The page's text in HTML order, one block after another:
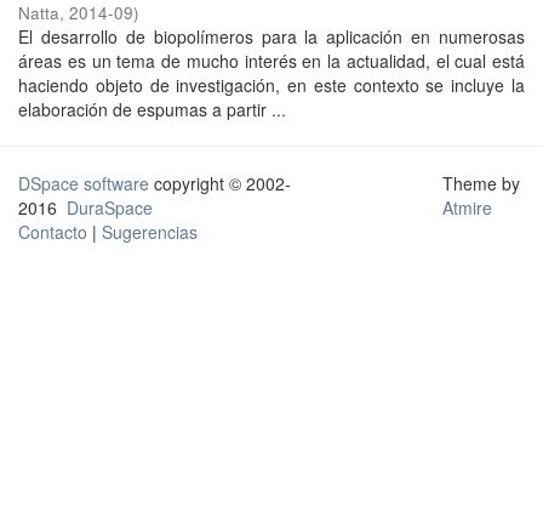
Natta, 2014-09)
El desarrollo de biopolímeros para la aplicación en numerosas
áreas es un tema de mucho interés en la actualidad, el cual está
haciendo objeto de investigación, en este contexto se incluye la
elaboración de espumas a partir ...
DSpace software copyright © 2002-
2016 DuraSpace
Contacto | Sugerencias
Theme by
Atmire